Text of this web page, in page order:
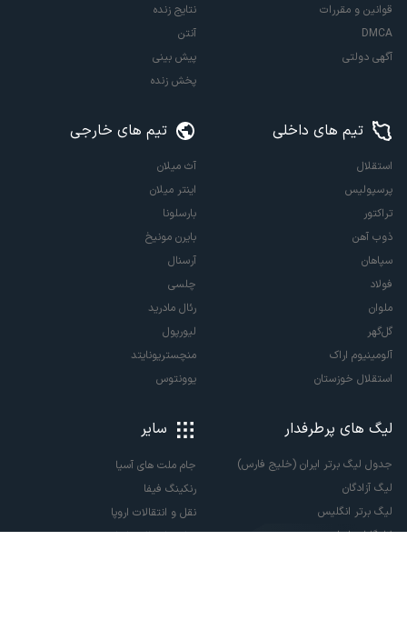
قوانین و مقررات
DMCA
آگهی دولتی
نتایج زنده
آنتن
پیش بینی
پخش زنده
تیم های داخلی
استقلال
پرسپولیس
تراکتور
ذوب آهن
سپاهان
فولاد
ملوان
گل‌گهر
آلومینیوم اراک
استقلال خوزستان
تیم های خارجی
آث میلان
اینتر میلان
بارسلونا
بایرن مونیخ
آرسنال
چلسی
رئال مادرید
لیورپول
منچستریونایتد
یوونتوس
لیگ های پرطرفدار
جدول لیگ برتر ایران (خلیج فارس)
لیگ آزادگان
لیگ برتر انگلیس
لالیگا اسپانیا
سایر
جام ملت های آسیا
رنکینگ فیفا
نقل و انتقالات اروپا
نقل و انتقالات ایران